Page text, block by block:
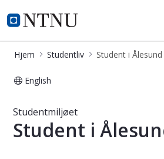
NTNU Hjemmeside
Studentliv
Hjem Studentliv Student i Ålesund
English
Studentmiljøet
Student i